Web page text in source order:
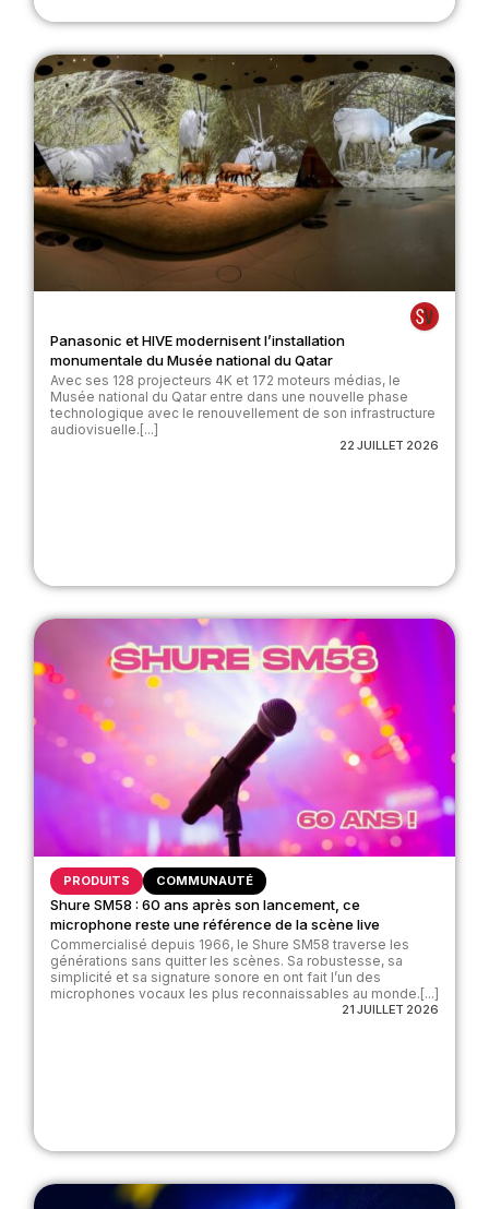
Panasonic et HIVE modernisent l’installation
monumentale du Musée national du Qatar
Avec ses 128 projecteurs 4K et 172 moteurs médias, le
Musée national du Qatar entre dans une nouvelle phase
technologique avec le renouvellement de son infrastructure
audiovisuelle.[...]
22 JUILLET 2026
PRODUITS COMMUNAUTÉ
Shure SM58 : 60 ans après son lancement, ce
microphone reste une référence de la scène live
Commercialisé depuis 1966, le Shure SM58 traverse les
générations sans quitter les scènes. Sa robustesse, sa
simplicité et sa signature sonore en ont fait l’un des
microphones vocaux les plus reconnaissables au monde.[...]
21 JUILLET 2026